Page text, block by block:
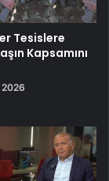
Tesislere
Kapsamını